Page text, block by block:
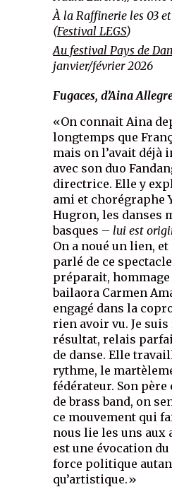
À la Raffinerie les 03
(Festival LEGS)
Au festival Pays de
janvier/février 2026
Fugaces, d’Aina
«On connait Aina
longtemps que
mais on l’avait déjà
avec son duo
directrice. Elle y
ami et chorégraphe
Hugron, les danses
basques –lui est
On a noué un lien, et
parlé de ce spectacle
préparait,
bailaora Carmen
engagé dans la
rien avoir vu. Je suis
résultat, relais
de danse. Elle
rythme, le
fédérateur. Son
de brass band, on
ce mouvement qui
nous lie les uns aux
est une évocation
force politique
qu’artistique.»